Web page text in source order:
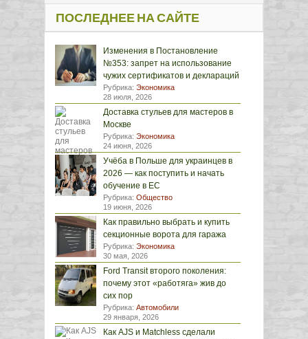
ПОСЛЕДНЕЕ НА САЙТЕ
Изменения в Постановление
№353: запрет на использование
чужих сертификатов и деклараций
Рубрика: Экономика
28 июля, 2026
Доставка стульев для мастеров в
Москве
Рубрика: Экономика
24 июня, 2026
Учёба в Польше для украинцев в
2026 — как поступить и начать
обучение в ЕС
Рубрика: Общество
19 июня, 2026
Как правильно выбрать и купить
секционные ворота для гаража
Рубрика: Экономика
30 мая, 2026
Ford Transit второго поколения:
почему этот «работяга» жив до
сих пор
Рубрика: Автомобили
29 января, 2026
Как AJS и Matchless сделали